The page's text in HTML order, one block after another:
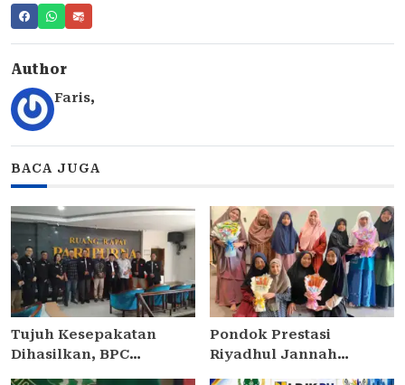
Author
Faris,
BACA JUGA
Tujuh Kesepakatan
Dihasilkan, BPC
Pondok Prestasi
Riyadhul Jannah